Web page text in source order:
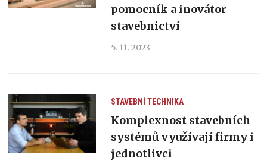
pomocník a inovátor
stavebnictví
5. 11. 2023
STAVEBNÍ TECHNIKA
Komplexnost stavebních
systémů využívají firmy i
jednotlivci